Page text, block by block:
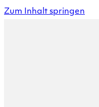
Zum Inhalt springen